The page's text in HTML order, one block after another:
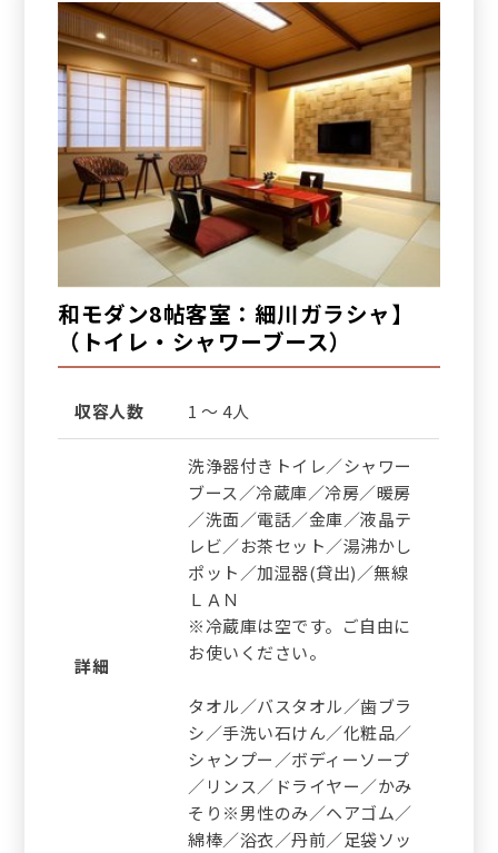
和モダン8帖客室：細川ガラシャ】
（トイレ・シャワーブース）
収容人数 1 ～ 4人
詳細
洗浄器付きトイレ／シャワー
ブース／冷蔵庫／冷房／暖房
／洗面／電話／金庫／液晶テ
レビ／お茶セット／湯沸かし
ポット／加湿器(貸出)／無線
ＬＡＮ
※冷蔵庫は空です。ご自由に
お使いください。
タオル／バスタオル／歯ブラ
シ／手洗い石けん／化粧品／
シャンプー／ボディーソープ
／リンス／ドライヤー／かみ
そり※男性のみ／ヘアゴム／
綿棒／浴衣／丹前／足袋ソッ